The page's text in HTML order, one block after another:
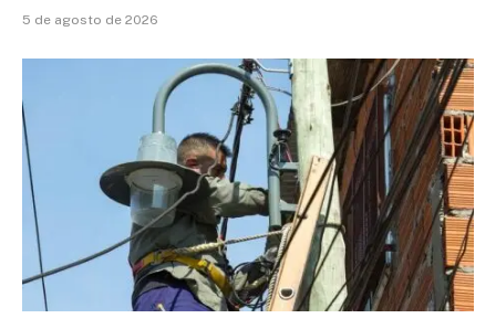
5 de agosto de 2026